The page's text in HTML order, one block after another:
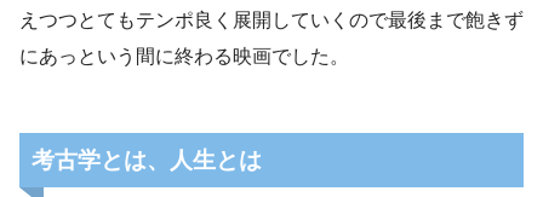
えつつとてもテンポ良く展開していくので最後まで飽きず
にあっという間に終わる映画でした。
考古学とは、人生とは